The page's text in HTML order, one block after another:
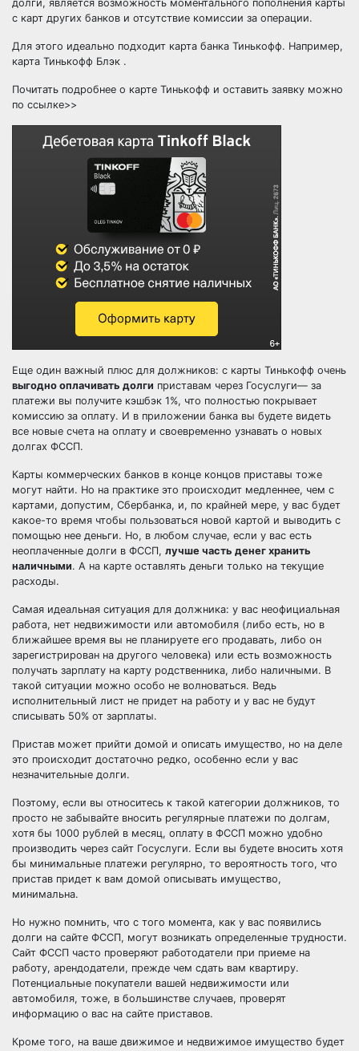
долги, является возможность моментального пополнения карты
с карт других банков и отсутствие комиссии за операции.
Для этого идеально подходит карта банка Тинькофф. Например,
карта Тинькофф Блэк .
Почитать подробнее о карте Тинькофф и оставить заявку можно
по ссылке>>
Еще один важный плюс для должников: с карты Тинькофф очень
выгодно оплачивать долги приставам через Госуслуги— за
платежи вы получите кэшбэк 1%, что полностью покрывает
комиссию за оплату. И в приложении банка вы будете видеть
все новые счета на оплату и своевременно узнавать о новых
долгах ФССП.
Карты коммерческих банков в конце концов приставы тоже
могут найти. Но на практике это происходит медленнее, чем с
картами, допустим, Сбербанка, и, по крайней мере, у вас будет
какое-то время чтобы пользоваться новой картой и выводить с
помощью нее деньги. Но, в любом случае, если у вас есть
неоплаченные долги в ФССП, лучше часть денег хранить
наличными. А на карте оставлять деньги только на текущие
расходы.
Самая идеальная ситуация для должника: у вас неофициальная
работа, нет недвижимости или автомобиля (либо есть, но в
ближайшее время вы не планируете его продавать, либо он
зарегистрирован на другого человека) или есть возможность
получать зарплату на карту родственника, либо наличными. В
такой ситуации можно особо не волноваться. Ведь
исполнительный лист не придет на работу и у вас не будут
списывать 50% от зарплаты.
Пристав может прийти домой и описать имущество, но на деле
это происходит достаточно редко, особенно если у вас
незначительные долги.
Поэтому, если вы относитесь к такой категории должников, то
просто не забывайте вносить регулярные платежи по долгам,
хотя бы 1000 рублей в месяц, оплату в ФССП можно удобно
производить через сайт Госуслуги. Если вы будете вносить хотя
бы минимальные платежи регулярно, то вероятность того, что
пристав придет к вам домой описывать имущество,
минимальна.
Но нужно помнить, что с того момента, как у вас появились
долги на сайте ФССП, могут возникать определенные трудности.
Сайт ФССП часто проверяют работодатели при приеме на
работу, арендодатели, прежде чем сдать вам квартиру.
Потенциальные покупатели вашей недвижимости или
автомобиля, тоже, в большинстве случаев, проверят
информацию о вас на сайте приставов.
Кроме того, на ваше движимое и недвижимое имущество будет